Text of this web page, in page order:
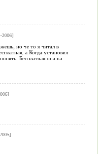
2006]
но че то я читал в
а Когда установил
Бесплатная она на